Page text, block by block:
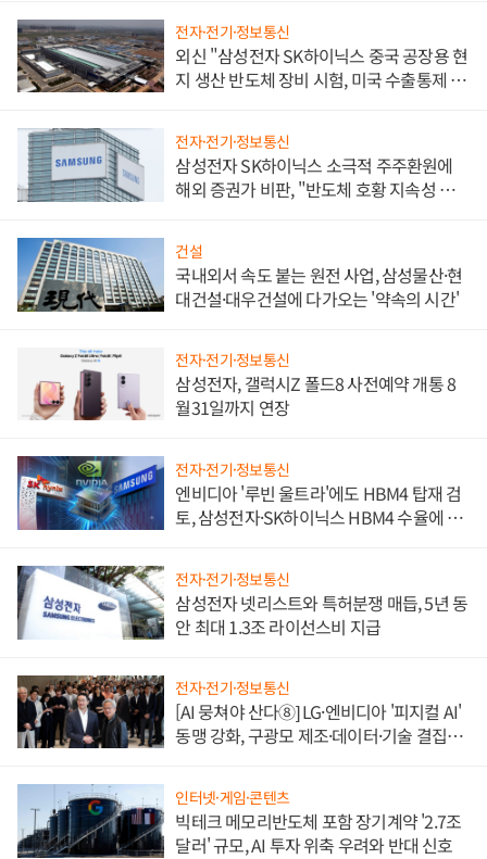
전자·전기·정보통신
외신 "삼성전자 SK하이닉스 중국 공장용 현
지 생산 반도체 장비 시험, 미국 수출통제 대
전자·전기·정보통신
삼성전자 SK하이닉스 소극적 주주환원에
해외 증권가 비판, "반도체 호황 지속성 의
건설
국내외서 속도 붙는 원전 사업, 삼성물산·현
대건설·대우건설에 다가오는 '약속의 시간'
전자·전기·정보통신
삼성전자, 갤럭시Z 폴드8 사전예약 개통 8
월31일까지 연장
전자·전기·정보통신
엔비디아 '루빈 울트라'에도 HBM4 탑재 검
토, 삼성전자·SK하이닉스 HBM4 수율에 주
전자·전기·정보통신
삼성전자 넷리스트와 특허분쟁 매듭, 5년 동
안 최대 1.3조 라이선스비 지급
전자·전기·정보통신
[AI 뭉쳐야 산다⑧] LG·엔비디아 '피지컬 AI'
동맹 강화, 구광모 제조·데이터·기술 결집
인터넷·게임·콘텐츠
빅테크 메모리반도체 포함 장기계약 '2.7조
달러' 규모, AI 투자 위축 우려와 반대 신호